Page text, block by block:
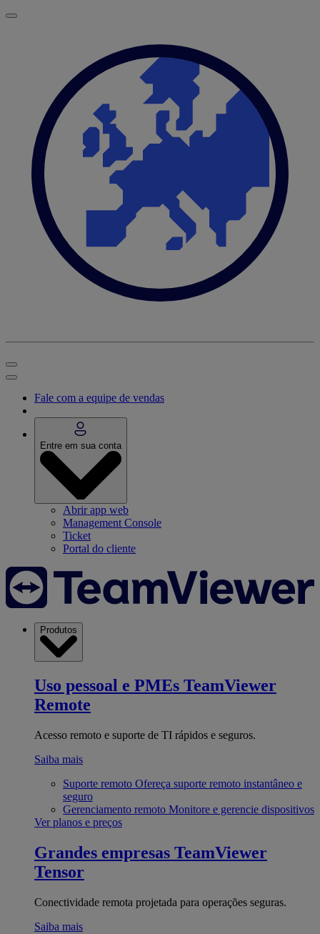
Fale com a equipe de vendas
Entre em sua conta
Abrir app web
Management Console
Ticket
Portal do cliente
Produtos
Uso pessoal e PMEs TeamViewer
Remote
Acesso remoto e suporte de TI rápidos e seguros.
Saiba mais
Suporte remoto Ofereça suporte remoto instantâneo e
seguro
Gerenciamento remoto Monitore e gerencie dispositivos
Ver planos e preços
Grandes empresas TeamViewer
Tensor
Conectividade remota projetada para operações seguras.
Saiba mais